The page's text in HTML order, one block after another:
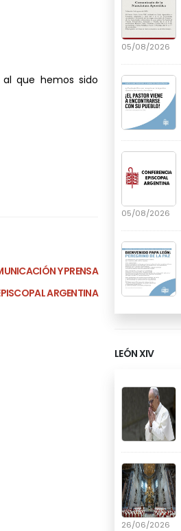
05/08/2026
05/08/2026
LEÓN XIV
26/06/2026
que hemos sido
Y PRENSA
ARGENTINA